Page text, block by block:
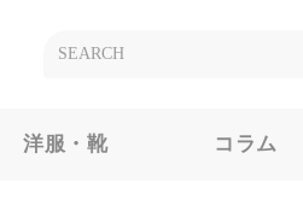
洋服・靴 コラム